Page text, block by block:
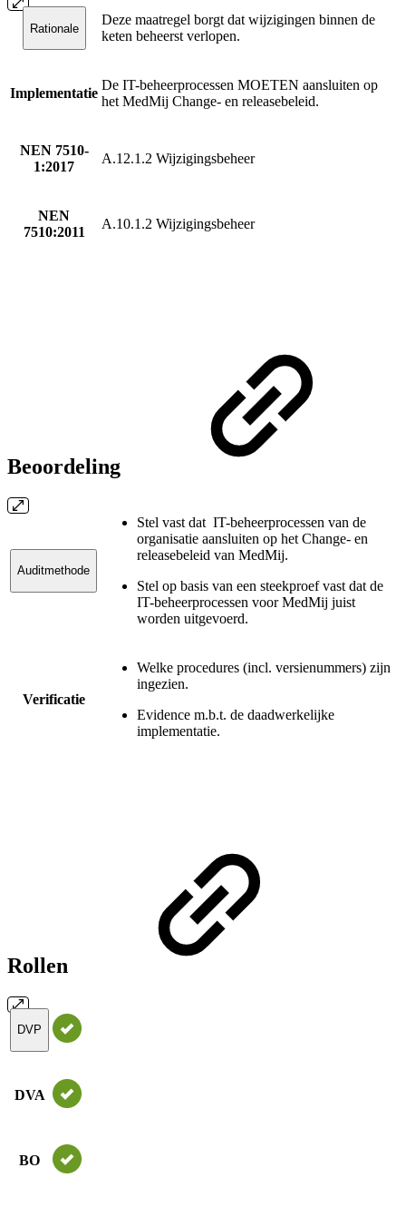
Rationale
Deze maatregel borgt dat wijzigingen binnen de
keten beheerst verlopen.
Implementatie
De IT-beheerprocessen MOETEN aansluiten op
het MedMij Change- en releasebeleid.
NEN 7510-
1:2017
A.12.1.2 Wijzigingsbeheer
NEN
7510:2011
A.10.1.2 Wijzigingsbeheer
Beoordeling
Auditmethode
Stel vast dat IT-beheerprocessen van de
organisatie aansluiten op het Change- en
releasebeleid van MedMij.
Stel op basis van een steekproef vast dat de
IT-beheerprocessen voor MedMij juist
worden uitgevoerd.
Verificatie
Welke procedures (incl. versienummers) zijn
ingezien.
Evidence m.b.t. de daadwerkelijke
implementatie.
Rollen
DVP
DVA
BO